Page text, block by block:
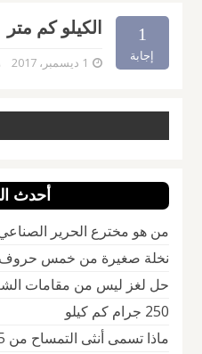
1
إجابة
الكيلو كم متر
1 ديسمبر، 2017
أحدث
من هو مخترع الحرير
نخلة صغيرة من خمس حروف
حل لغز ليس من مقامات
250 جرام كم كيلو
ماذا تسمى أنثى التمساح من 5 حروف